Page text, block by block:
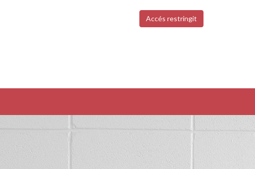
Accés restringit